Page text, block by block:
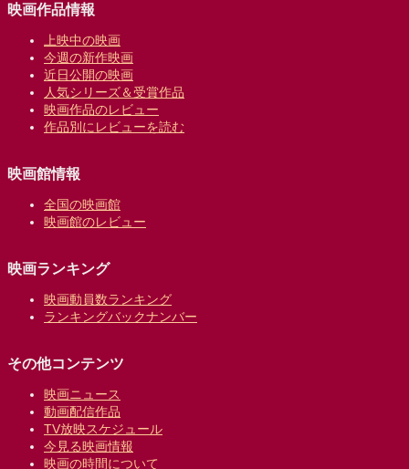
映画作品情報
上映中の映画
今週の新作映画
近日公開の映画
人気シリーズ＆受賞作品
映画作品のレビュー
作品別にレビューを読む
映画館情報
全国の映画館
映画館のレビュー
映画ランキング
映画動員数ランキング
ランキングバックナンバー
その他コンテンツ
映画ニュース
動画配信作品
TV放映スケジュール
今見る映画情報
映画の時間について